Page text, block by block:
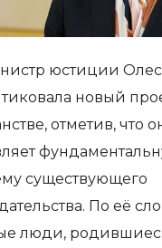
юстиции
новый
отметив, что
существующего
По её
люди,